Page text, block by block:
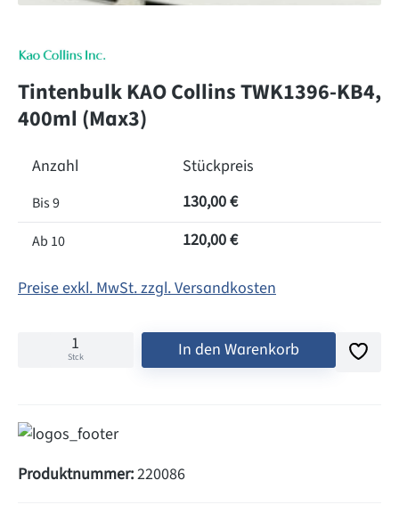
Tintenbulk KAO Collins TWK1396-KB4,
400ml (Max3)
Anzahl Stückpreis
Bis9 130,00 €
Ab 10 120,00 €
Preise exkl. MwSt. zzgl. Versandkosten
Stck In den Warenkorb
Produktnummer:220086